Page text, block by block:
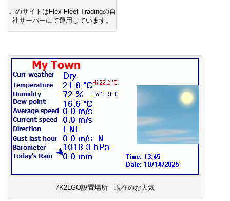
このサイトはFlex Fleet Tradingの自
社サーバーにて運用しています。
7K2LGO設置場所 現在のお天気